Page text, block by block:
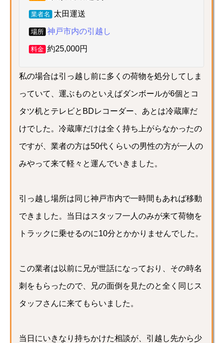
業者名 太田運送
場所 神戸市内の引越し
料金 約25,000円
私の場合は引っ越し前に多くの荷物を処分してしま
っていて、運ぶものといえばダンボールが6個とコ
タツ机とテレビとBDレコーダー、あとは冷蔵庫だ
けでした。冷蔵庫だけは全く持ち上がらなかったの
ですが、業者の方は50代くらいの男性の方が一人の
みやって来て軽々と運んでいきました。
引っ越し場所は同じ神戸市内で一時間もあれば移動
できました。当日はスタッフ一人のみが来て荷物を
トラックに乗せるのに10分とかかりませんでした。
この業者は以前に兄が世話になっており、その時名
刺をもらったので、兄の面倒を見たのと全く同じス
タッフさんに来てもらいました。
当日にいきなり持ちかけた相談が、引越し先から少